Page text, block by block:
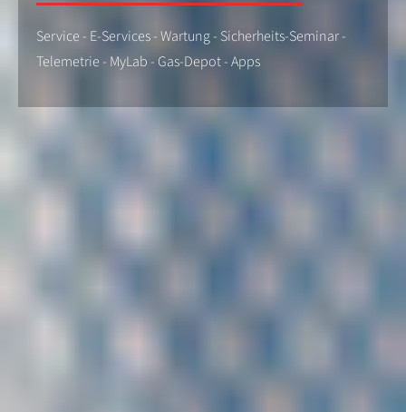
Service - E-Services - Wartung - Sicherheits-Seminar -
Telemetrie - MyLab - Gas-Depot - Apps